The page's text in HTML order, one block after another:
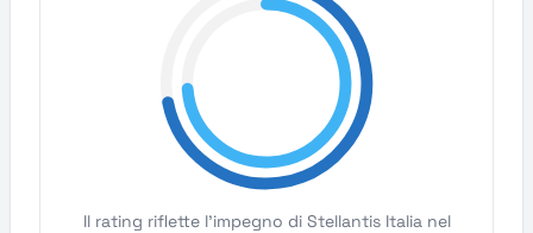
Il rating riflette l'impegno di Stellantis Italia nel